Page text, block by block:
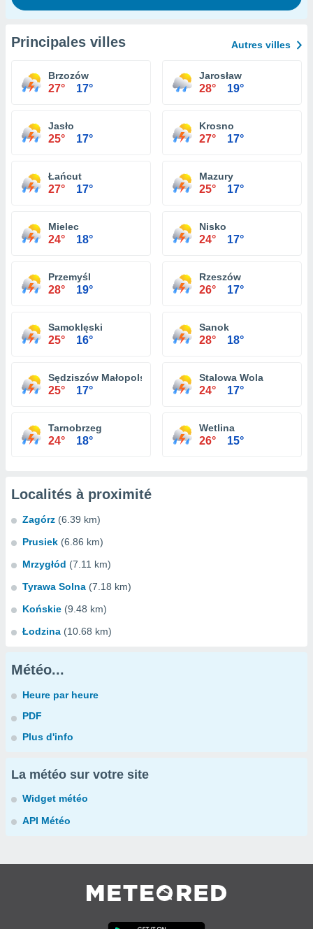
Principales villes Autres villes
Brzozów
27° 17°
Jarosław
28° 19°
Jasło
25° 17°
Krosno
27° 17°
Łańcut
27° 17°
Mazury
25° 17°
Mielec
24° 18°
Nisko
24° 17°
Przemyśl
28° 19°
Rzeszów
26° 17°
Samoklęski
25° 16°
Sanok
28° 18°
Sędziszów Małopolski
25° 17°
Stalowa Wola
24° 17°
Tarnobrzeg
24° 18°
Wetlina
26° 15°
Localités à proximité
Zagórz (6.39 km)
Prusiek (6.86 km)
Mrzygłód (7.11 km)
Tyrawa Solna (7.18 km)
Końskie (9.48 km)
Łodzina (10.68 km)
Météo...
Heure par heure
PDF
Plus d'info
La météo sur votre site
Widget météo
API Météo